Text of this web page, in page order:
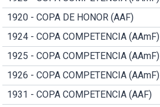
1920 - COPA DE HONOR (AAF)
1924 - COPA COMPETENCIA (AAmF)
1925 - COPA COMPETENCIA (AAmF)
1926 - COPA COMPETENCIA (AAmF)
1931 - COPA COMPETENCIA (AAF)